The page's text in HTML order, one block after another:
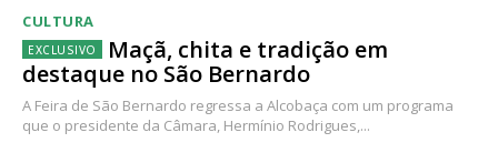
CULTURA
Maçã, chita e tradição em
destaque no São Bernardo
A Feira de São Bernardo regressa a Alcobaça com um programa
que o presidente da Câmara, Hermínio Rodrigues,...